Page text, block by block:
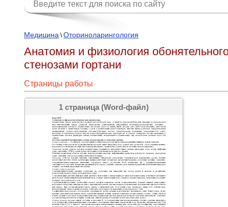
Медицина \Оториноларингология
Анатомия и физиология
стенозами гортани
Страницы работы
1 страница (Word-файл)